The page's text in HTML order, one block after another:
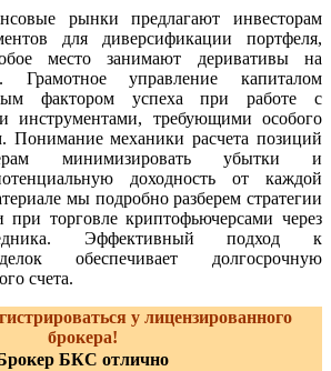
рынки предлагают инвесторам
для диверсификации портфеля,
место занимают деривативы на
Грамотное управление капиталом
фактором успеха при работе с
инструментами, требующими особого
Понимание механики расчета позиций
минимизировать убытки и
доходность от каждой
мы подробно разберем стратегии
при торговле криптофьючерсами через
Эффективный подход к
обеспечивает долгосрочную
счета.
у лицензированного
брокера!
БКС отлично